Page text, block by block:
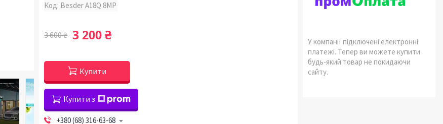
Код: Besder A18Q 8MP
3 600 ₴ 3 200 ₴
Купити
Купити з
+380 (68) 316-63-68
У компанії підключені електронні
платежі. Тепер ви можете купити
будь-який товар не покидаючи
сайту.